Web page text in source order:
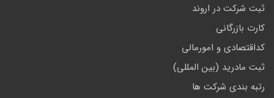
ثبت شرکت در اروند
کارت بازرگانی
کداقتصادی و امورمالی
ثبت مادرید (بین المللی)
رتبه بندی شرکت ها